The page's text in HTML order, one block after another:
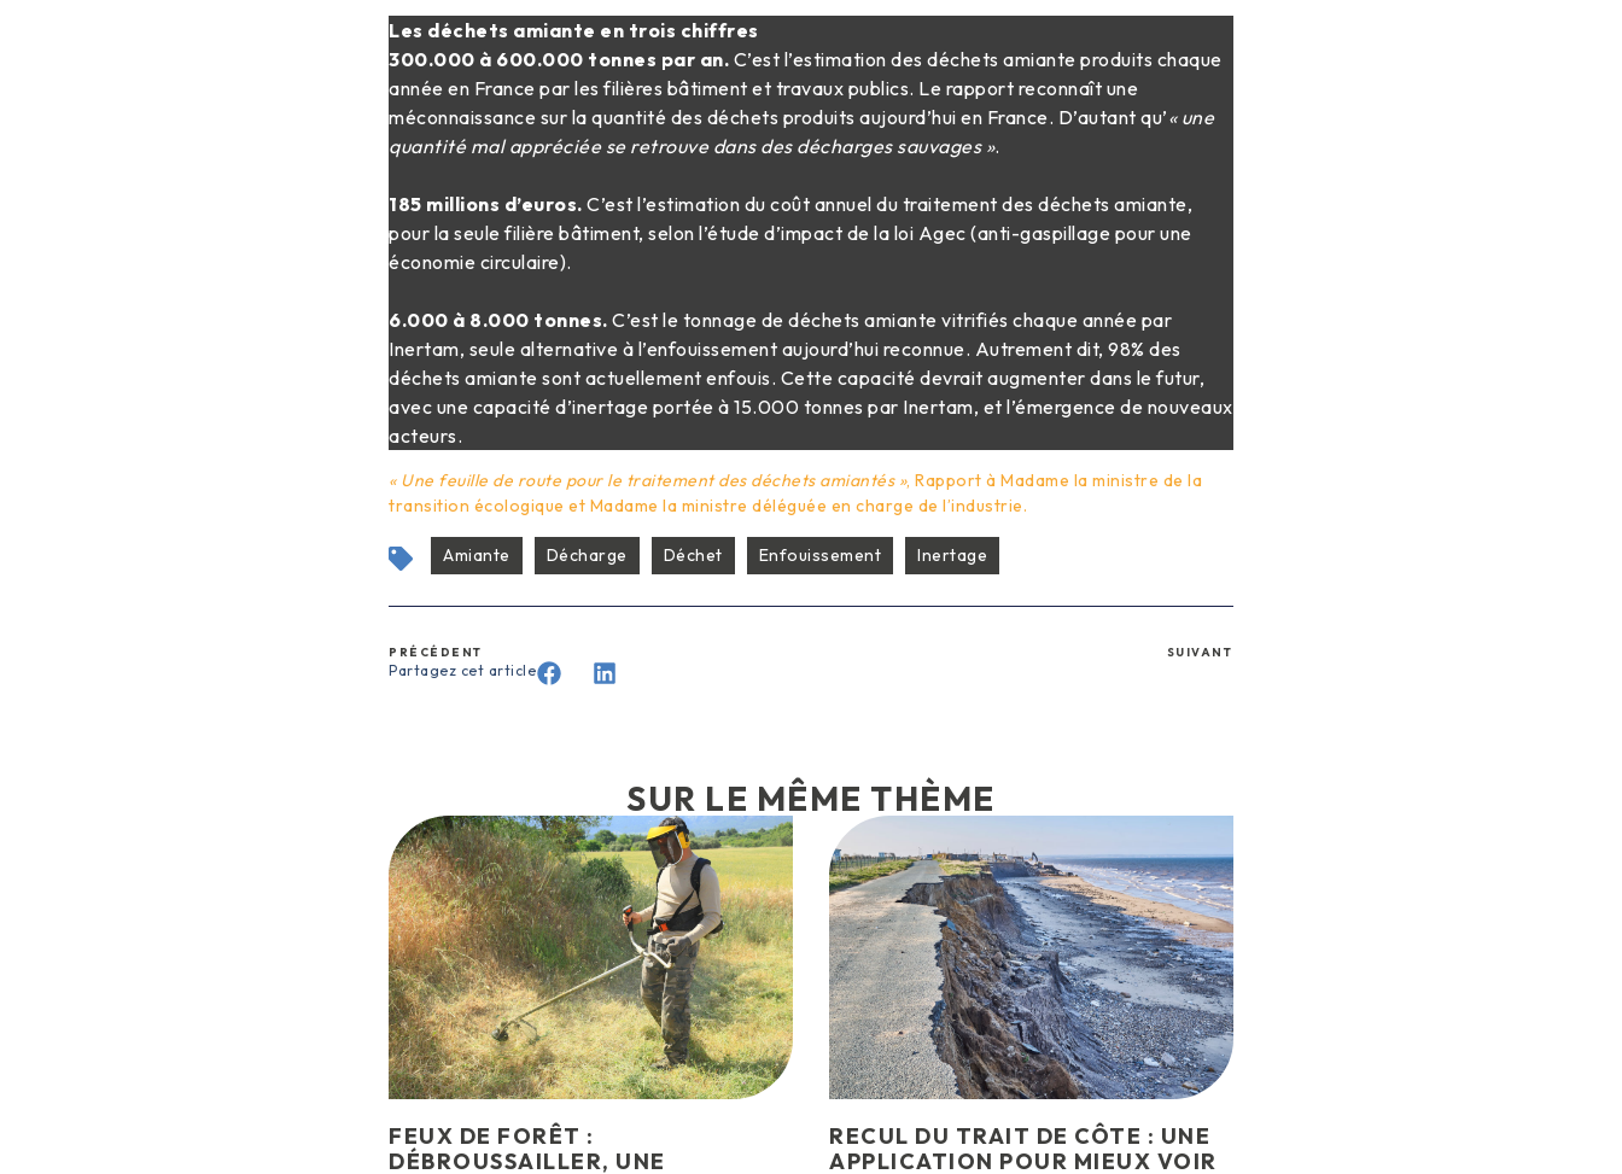
Les déchets amiante en trois chiffres
300.000 à 600.000 tonnes par an. C’est l’estimation des déchets amiante produits chaque
année en France par les filières bâtiment et travaux publics. Le rapport reconnaît une
méconnaissance sur la quantité des déchets produits aujourd’hui en France. D’autant qu’« une
quantité mal appréciée se retrouve dans des décharges sauvages ».
185 millions d’euros. C’est l’estimation du coût annuel du traitement des déchets amiante,
pour la seule filière bâtiment, selon l’étude d’impact de la loi Agec (anti-gaspillage pour une
économie circulaire).
6.000 à 8.000 tonnes. C’est le tonnage de déchets amiante vitrifiés chaque année par
Inertam, seule alternative à l’enfouissement aujourd’hui reconnue. Autrement dit, 98% des
déchets amiante sont actuellement enfouis. Cette capacité devrait augmenter dans le futur,
avec une capacité d’inertage portée à 15.000 tonnes par Inertam, et l’émergence de nouveaux
acteurs.
« Une feuille de route pour le traitement des déchets amiantés », Rapport à Madame la ministre de la
transition écologique et Madame la ministre déléguée en charge de l’industrie.
Amiante Décharge Déchet Enfouissement Inertage
PRÉCÉDENT SUIVANT
Partagez cet article
SUR LE MÊME THÈME
FEUX DE FORÊT :
DÉBROUSSAILLER, UNE
RECUL DU TRAIT DE CÔTE : UNE
APPLICATION POUR MIEUX VOIR